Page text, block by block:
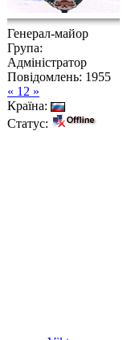
Генерал-майор
Група:
Адміністратор
Повідомлень: 1955
« 12 »
Країна:
Статус: